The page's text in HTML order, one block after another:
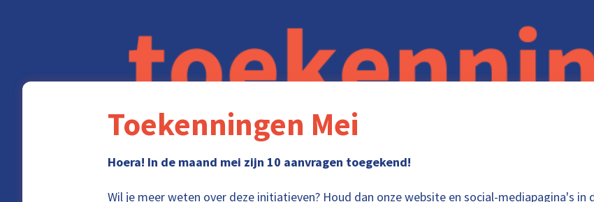
Toekenningen Mei
Hoera! In de maand mei zijn 10 aanvragen toegekend!
Wil je meer weten over deze initiatieven? Houd dan onze website en social-mediapagina's